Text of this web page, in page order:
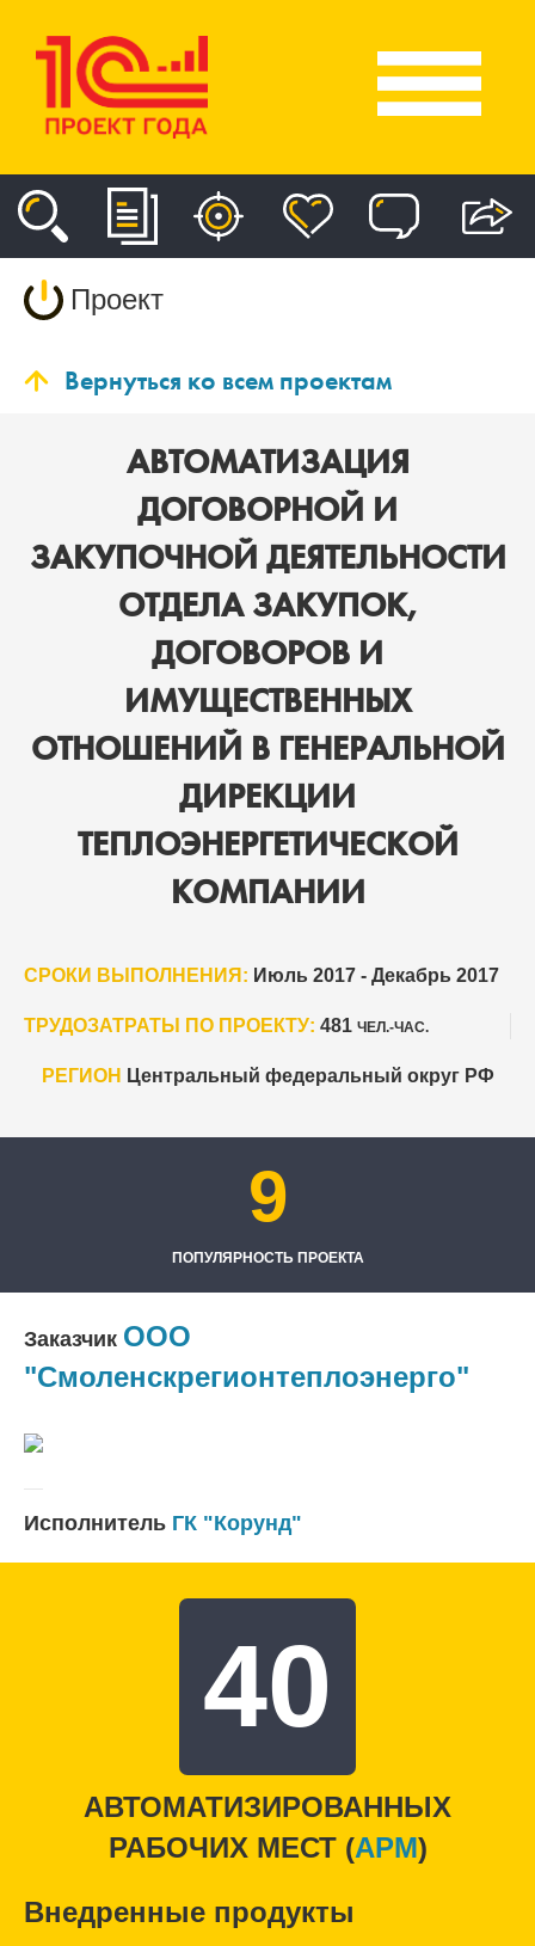
Проект
Вернуться ко всем проектам
АВТОМАТИЗАЦИЯ
ДОГОВОРНОЙ И
ЗАКУПОЧНОЙ ДЕЯТЕЛЬНОСТИ
ОТДЕЛА ЗАКУПОК,
ДОГОВОРОВ И
ИМУЩЕСТВЕННЫХ
ОТНОШЕНИЙ В ГЕНЕРАЛЬНОЙ
ДИРЕКЦИИ
ТЕПЛОЭНЕРГЕТИЧЕСКОЙ
КОМПАНИИ
СРОКИ ВЫПОЛНЕНИЯ: Июль 2017 - Декабрь 2017
ТРУДОЗАТРАТЫ ПО ПРОЕКТУ: 481 ЧЕЛ.-ЧАС.
РЕГИОН Центральный федеральный округ РФ
9
ПОПУЛЯРНОСТЬ ПРОЕКТА
Заказчик ООО
"Смоленскрегионтеплоэнерго"
Исполнитель ГК "Корунд"
40
АВТОМАТИЗИРОВАННЫХ
РАБОЧИХ МЕСТ (APM)
Внедренные продукты